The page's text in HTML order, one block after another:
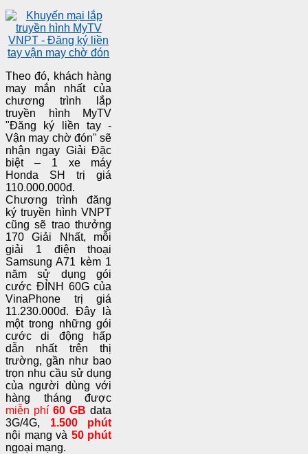
Theo đó, khách hàng
may mắn nhất của
chương trình lắp
truyền hình MyTV
"Đăng ký liền tay -
Vận may chờ đón" sẽ
nhận ngay Giải Đặc
biệt – 1 xe máy
Honda SH trị giá
110.000.000đ.
Chương trình đăng
ký truyền hình VNPT
cũng sẽ trao thưởng
170 Giải Nhất, mỗi
giải 1 điện thoại
Samsung A71 kèm 1
năm sử dụng gói
cước ĐỈNH 60G của
VinaPhone trị giá
11.230.000đ. Đây là
một trong những gói
cước di động hấp
dẫn nhất trên thị
trường, gần như bao
trọn nhu cầu sử dụng
của người dùng với
hàng tháng được
miễn phí60 GB data
3G/4G, 1.500 phút
nội mạng và 50 phút
ngoại mạng.